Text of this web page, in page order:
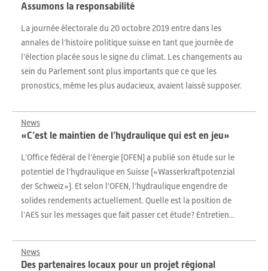
Assumons la responsabilité
La journée électorale du 20 octobre 2019 entre dans les
annales de l’histoire politique suisse en tant que journée de
l’élection placée sous le signe du climat. Les changements au
sein du Parlement sont plus importants que ce que les
pronostics, même les plus audacieux, avaient laissé supposer.
News
«C’est le maintien de l’hydraulique qui est en jeu»
L’Office fédéral de l’énergie (OFEN) a publié son étude sur le
potentiel de l’hydraulique en Suisse («Wasserkraftpotenzial
der Schweiz»). Et selon l'OFEN, l’hydraulique engendre de
solides rendements actuellement. Quelle est la position de
l’AES sur les messages que fait passer cet étude? Entretien...
News
Des partenaires locaux pour un projet régional